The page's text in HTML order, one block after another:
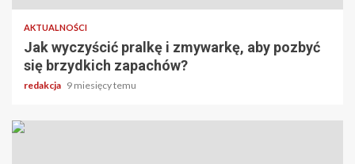
AKTUALNOŚCI
Jak wyczyścić pralkę i zmywarkę, aby pozbyć
się brzydkich zapachów?
redakcja 9 miesięcy temu